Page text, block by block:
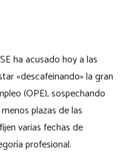
ha acusado hoy a las
«descafeinando» la gran
(OPE), sospechando
plazas de las
varias fechas de
profesional.